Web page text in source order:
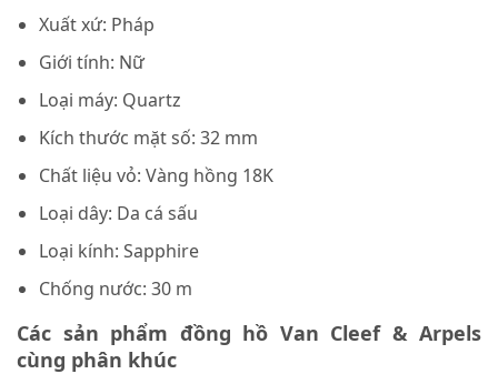
Xuất xứ: Pháp
Giới tính: Nữ
Loại máy: Quartz
Kích thước mặt số: 32 mm
Chất liệu vỏ: Vàng hồng 18K
Loại dây: Da cá sấu
Loại kính: Sapphire
Chống nước: 30 m
Các sản phẩm đồng hồ Van Cleef & Arpels
cùng phân khúc